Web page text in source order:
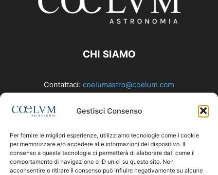
Gestisci Consenso
Per fornire le migliori esperienze, utilizziamo tecnologie come i cookie
per memorizzare e/o accedere alle informazioni del dispositivo. Il
consenso a queste tecnologie ci permetterà di elaborare dati come il
comportamento di navigazione o ID unici su questo sito. Non
acconsentire o ritirare il consenso può influire negativamente su alcune
CHI SIAMO
Contattaci: coelumastro@coelum.com
SEGUICI